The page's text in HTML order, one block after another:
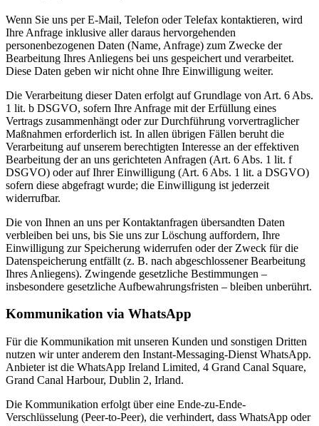
Wenn Sie uns per E-Mail, Telefon oder Telefax kontaktieren, wird
Ihre Anfrage inklusive aller daraus hervorgehenden
personenbezogenen Daten (Name, Anfrage) zum Zwecke der
Bearbeitung Ihres Anliegens bei uns gespeichert und verarbeitet.
Diese Daten geben wir nicht ohne Ihre Einwilligung weiter.
Die Verarbeitung dieser Daten erfolgt auf Grundlage von Art. 6 Abs.
1 lit. b DSGVO, sofern Ihre Anfrage mit der Erfüllung eines
Vertrags zusammenhängt oder zur Durchführung vorvertraglicher
Maßnahmen erforderlich ist. In allen übrigen Fällen beruht die
Verarbeitung auf unserem berechtigten Interesse an der effektiven
Bearbeitung der an uns gerichteten Anfragen (Art. 6 Abs. 1 lit. f
DSGVO) oder auf Ihrer Einwilligung (Art. 6 Abs. 1 lit. a DSGVO)
sofern diese abgefragt wurde; die Einwilligung ist jederzeit
widerrufbar.
Die von Ihnen an uns per Kontaktanfragen übersandten Daten
verbleiben bei uns, bis Sie uns zur Löschung auffordern, Ihre
Einwilligung zur Speicherung widerrufen oder der Zweck für die
Datenspeicherung entfällt (z. B. nach abgeschlossener Bearbeitung
Ihres Anliegens). Zwingende gesetzliche Bestimmungen –
insbesondere gesetzliche Aufbewahrungsfristen – bleiben unberührt.
Kommunikation via WhatsApp
Für die Kommunikation mit unseren Kunden und sonstigen Dritten
nutzen wir unter anderem den Instant-Messaging-Dienst WhatsApp.
Anbieter ist die WhatsApp Ireland Limited, 4 Grand Canal Square,
Grand Canal Harbour, Dublin 2, Irland.
Die Kommunikation erfolgt über eine Ende-zu-Ende-
Verschlüsselung (Peer-to-Peer), die verhindert, dass WhatsApp oder